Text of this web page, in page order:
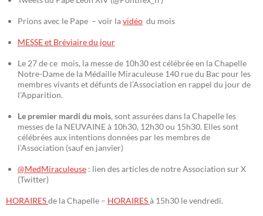
Prions avec le Pape – voir lavidéo du mois
MESSE et Bréviaire du jour
Le 27 de ce mois, la messe de 10h30 est célébrée en la Chapelle
Notre-Dame de la Médaille Miraculeuse 140 rue du Bac pour les
membres vivants et défunts de l’Association en rappel du jour de
l’Apparition.
Le premier mardi du mois, sont assurées dans la Chapelle les
messes de la NEUVAINE à 10h30, 12h30 ou 15h30. Elles sont
célébrées aux intentions données par les membres de
l’Association (sauf en janvier)
@MedMiraculeuse : lien des articles de notre Association sur X
(Twitter)
HORAIRESde la Chapelle – HORAIRESà 15h30 le vendredi.